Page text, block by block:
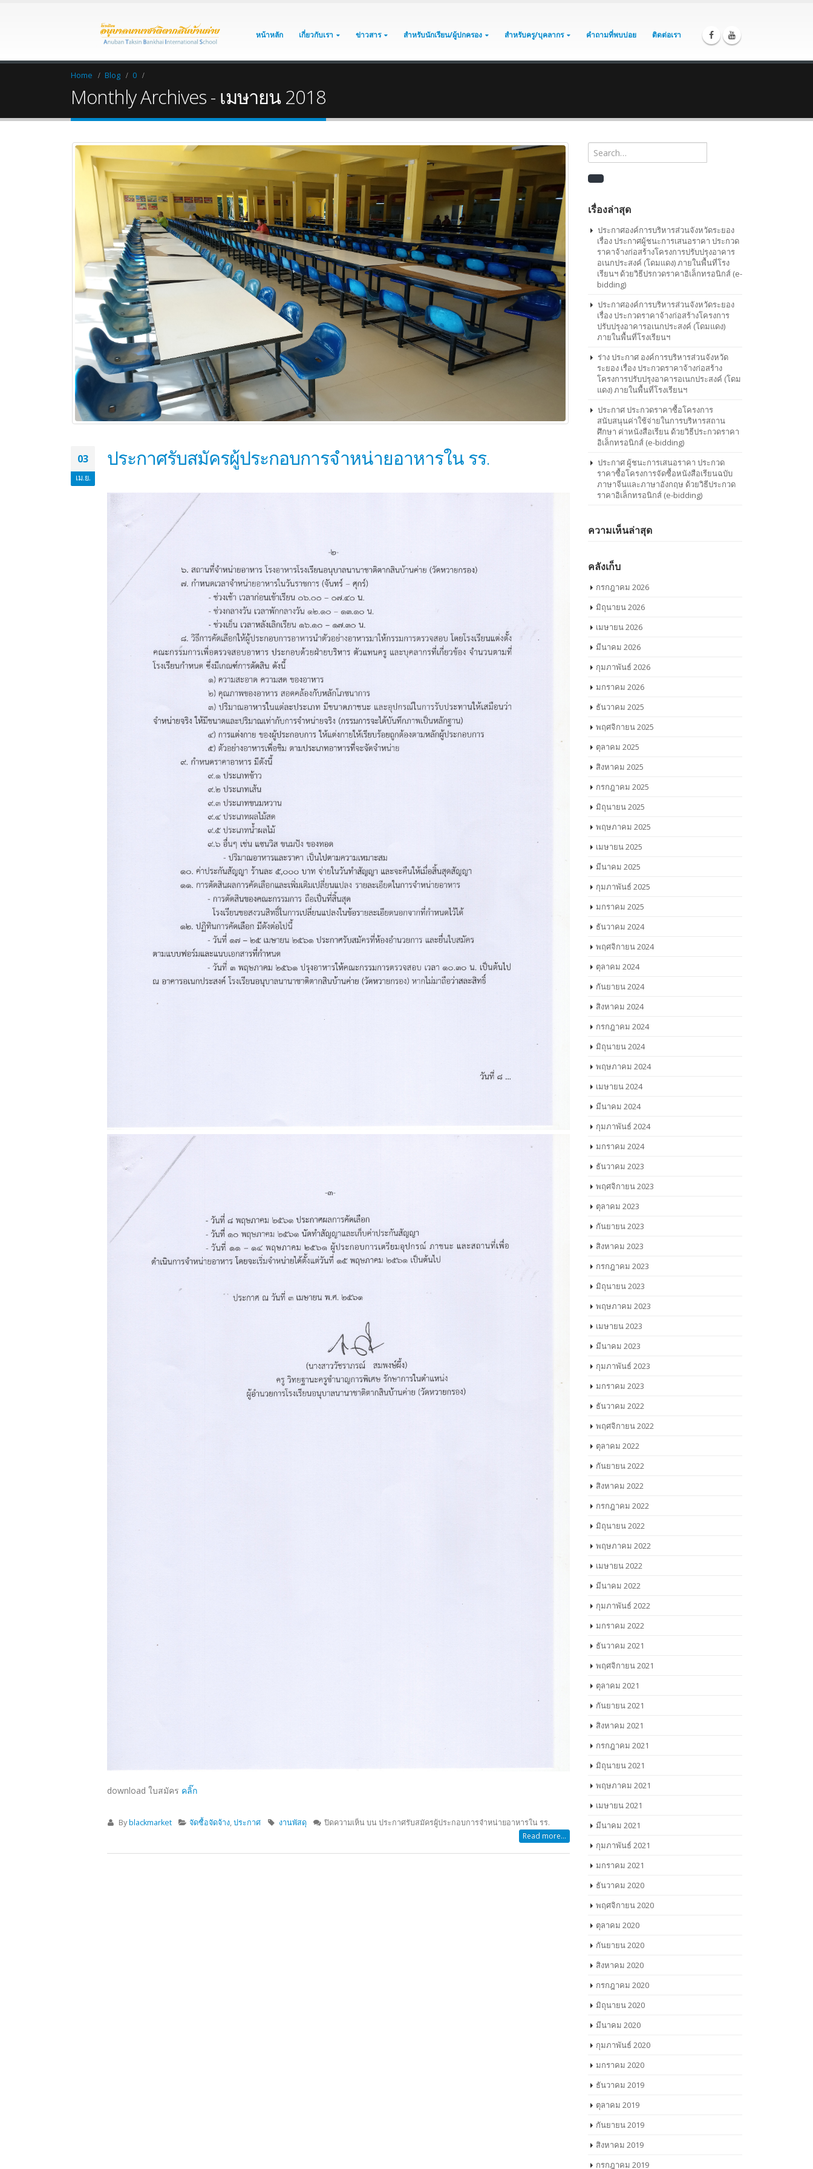
หน้าหลัก เกี่ยวกับเรา ข่าวสาร สำหรับนักเรียน/ผู้ปกครอง สำหรับครู/บุคลากร คำถามที่พบบ่อย ติดต่อเรา
Home Blog 0
Monthly Archives - เมษายน 2018
03
เม.ย.
ประกาศรับสมัครผู้ประกอบการจำหน่ายอาหารใน รร.
download ใบสมัคร คลิ๊ก
Byblackmarket จัดซื้อจัดจ้าง,ประกาศ งานพัสดุ ปิดความเห็นบน ประกาศรับสมัครผู้ประกอบการจำหน่ายอาหารใน รร.
Read more...
เรื่องล่าสุด
ประกาศองค์การบริหารส่วนจังหวัดระยอง
เรื่อง ประกาศผู้ชนะการเสนอราคา ประกวด
ราคาจ้างก่อสร้างโครงการปรับปรุงอาคาร
อเนกประสงค์ (โดมแดง) ภายในพื้นที่โรง
เรียนฯ ด้วยวิธีปรกวดราคาอิเล็กทรอนิกส์ (e-
bidding)
ประกาศองค์การบริหารส่วนจังหวัดระยอง
เรื่อง ประกวดราคาจ้างก่อสร้างโครงการ
ปรับปรุงอาคารอเนกประสงค์ (โดมแดง)
ภายในพื้นที่โรงเรียนฯ
ร่าง ประกาศ องค์การบริหารส่วนจังหวัด
ระยอง เรื่อง ประกวดราคาจ้างก่อสร้าง
โครงการปรับปรุงอาคารอเนกประสงค์ (โดม
แดง) ภายในพื้นที่โรงเรียนฯ
ประกาศ ประกวดราคาซื้อโครงการ
สนับสนุนค่าใช้จ่ายในการบริหารสถาน
ศึกษา ค่าหนังสือเรียน ด้วยวิธีประกวดราคา
อิเล็กทรอนิกส์ (e-bidding)
ประกาศ ผู้ชนะการเสนอราคา ประกวด
ราคาซื้อโครงการจัดซื้อหนังสือเรียนฉบับ
ภาษาจีนและภาษาอังกฤษ ด้วยวิธีประกวด
ราคาอิเล็กทรอนิกส์ (e-bidding)
ความเห็นล่าสุด
คลังเก็บ
กรกฎาคม 2026
มิถุนายน 2026
เมษายน 2026
มีนาคม 2026
กุมภาพันธ์ 2026
มกราคม 2026
ธันวาคม 2025
พฤศจิกายน 2025
ตุลาคม 2025
สิงหาคม 2025
กรกฎาคม 2025
มิถุนายน 2025
พฤษภาคม 2025
เมษายน 2025
มีนาคม 2025
กุมภาพันธ์ 2025
มกราคม 2025
ธันวาคม 2024
พฤศจิกายน 2024
ตุลาคม 2024
กันยายน 2024
สิงหาคม 2024
กรกฎาคม 2024
มิถุนายน 2024
พฤษภาคม 2024
เมษายน 2024
มีนาคม 2024
กุมภาพันธ์ 2024
มกราคม 2024
ธันวาคม 2023
พฤศจิกายน 2023
ตุลาคม 2023
กันยายน 2023
สิงหาคม 2023
กรกฎาคม 2023
มิถุนายน 2023
พฤษภาคม 2023
เมษายน 2023
มีนาคม 2023
กุมภาพันธ์ 2023
มกราคม 2023
ธันวาคม 2022
พฤศจิกายน 2022
ตุลาคม 2022
กันยายน 2022
สิงหาคม 2022
กรกฎาคม 2022
มิถุนายน 2022
พฤษภาคม 2022
เมษายน 2022
มีนาคม 2022
กุมภาพันธ์ 2022
มกราคม 2022
ธันวาคม 2021
พฤศจิกายน 2021
ตุลาคม 2021
กันยายน 2021
สิงหาคม 2021
กรกฎาคม 2021
มิถุนายน 2021
พฤษภาคม 2021
เมษายน 2021
มีนาคม 2021
กุมภาพันธ์ 2021
มกราคม 2021
ธันวาคม 2020
พฤศจิกายน 2020
ตุลาคม 2020
กันยายน 2020
สิงหาคม 2020
กรกฎาคม 2020
มิถุนายน 2020
มีนาคม 2020
กุมภาพันธ์ 2020
มกราคม 2020
ธันวาคม 2019
ตุลาคม 2019
กันยายน 2019
สิงหาคม 2019
กรกฎาคม 2019